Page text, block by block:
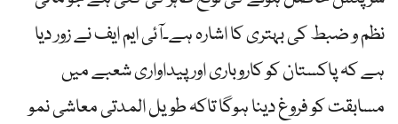
نظم و ضبط کی بہتری کا اشارہ ہے۔آئی ایم ایف نے زور دیا
ہے کہ پاکستان کو کاروباری اور پیداواری شعبے میں
مسابقت کو فروغ دینا ہوگا تاکہ طویل المدتی معاشی نمو